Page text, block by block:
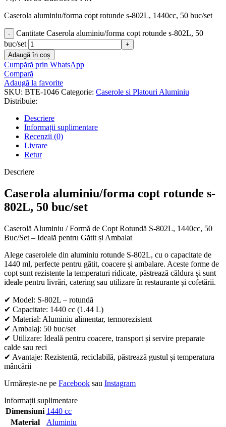
Caserola aluminiu/forma copt rotunde s-802L, 1440cc, 50 buc/set
Cantitate Caserola aluminiu/forma copt rotunde s-802L, 50
buc/set
Adaugă în coș
Cumpără prin WhatsApp
Compară
Adaugă la favorite
SKU: BTE-1046 Categorie: Caserole si Platouri Aluminiu
Distribuie:
Descriere
Informații suplimentare
Recenzii (0)
Livrare
Retur
Descriere
Caserola aluminiu/forma copt rotunde s-
802L, 50 buc/set
Caserolă Aluminiu / Formă de Copt Rotundă S-802L, 1440cc, 50
Buc/Set – Ideală pentru Gătit și Ambalat
Alege caserolele din aluminiu rotunde S-802L, cu o capacitate de
1440 ml, perfecte pentru gătit, coacere și ambalare. Aceste forme de
copt sunt rezistente la temperaturi ridicate, păstrează căldura și sunt
ideale pentru livrări, catering sau utilizare în restaurante și cofetării.
✔ Model: S-802L – rotundă
✔ Capacitate: 1440 cc (1.44 L)
✔ Material: Aluminiu alimentar, termorezistent
✔ Ambalaj: 50 buc/set
✔ Utilizare: Ideală pentru coacere, transport și servire preparate
calde sau reci
✔ Avantaje: Rezistentă, reciclabilă, păstrează gustul și temperatura
mâncării
Urmărește-ne pe Facebook sau Instagram
Informații suplimentare
Dimensiuni 1440 cc
Material
Aluminiu